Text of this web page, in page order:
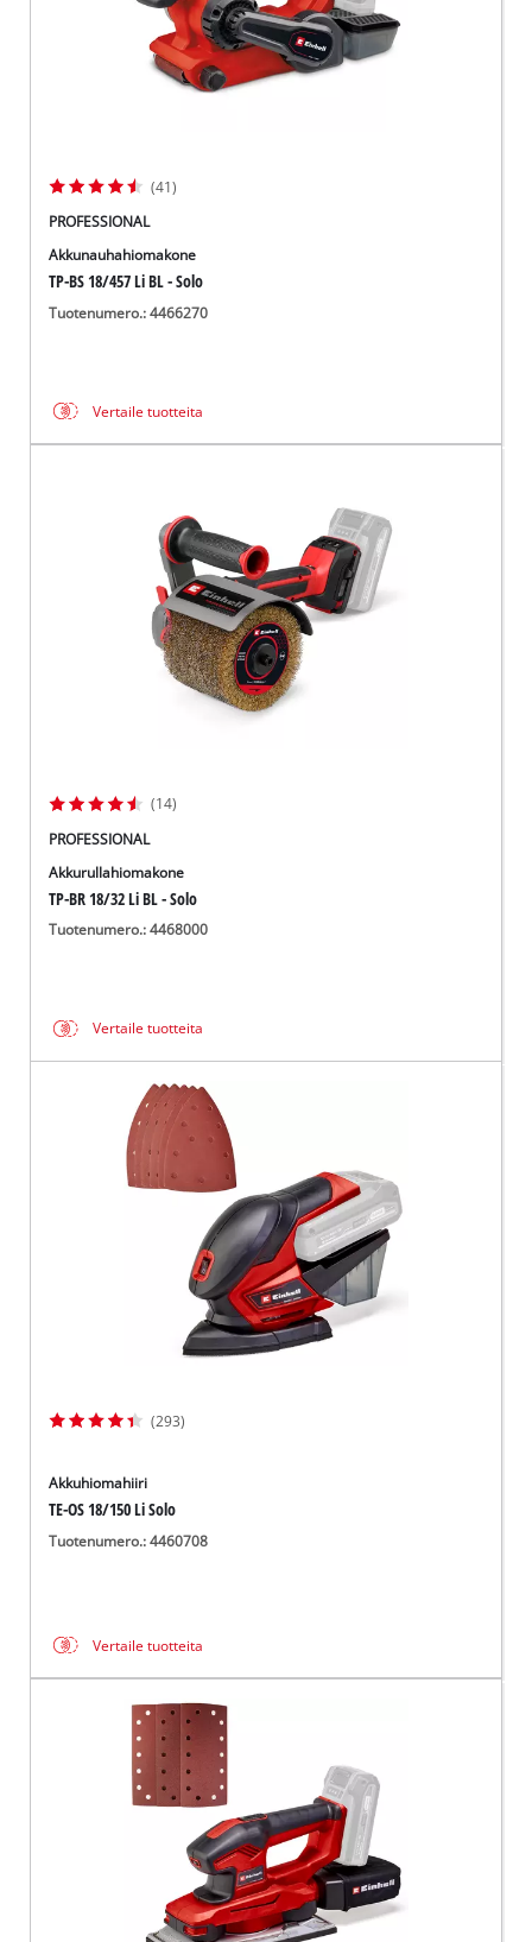
(41)
PROFESSIONAL
Akkunauhahiomakone
TP-BS 18/457 Li BL - Solo
Tuotenumero.: 4466270
Vertaile tuotteita
(14)
PROFESSIONAL
Akkurullahiomakone
TP-BR 18/32 Li BL - Solo
Tuotenumero.: 4468000
Vertaile tuotteita
(293)
Akkuhiomahiiri
TE-OS 18/150 Li Solo
Tuotenumero.: 4460708
Vertaile tuotteita